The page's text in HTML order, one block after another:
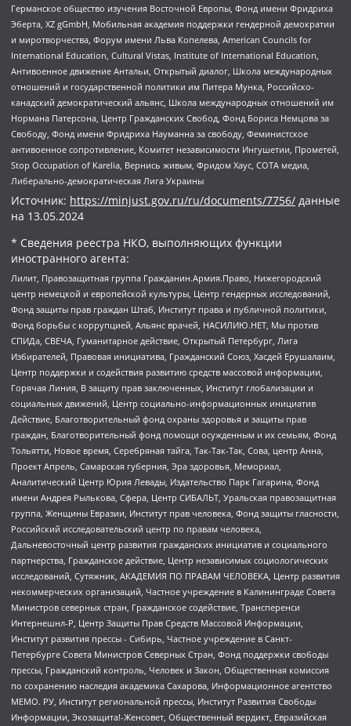
Германское общество изучения Восточной Европы, Фонд имени Фридриха
Эберта, XZ gGmbH, Мобильная академия поддержки гендерной демократии
и миротворчества, Форум имени Льва Копелева, American Councils for
International Education, Cultural Vistas, Institute of International Education,
Антивоенное движение Антальи, Открытый диалог, Школа международных
отношений и государственной политики им Питера Мунка, Российско-
канадский демократический альянс, Школа международных отношений им
Нормана Патерсона, Центр Гражданских Свобод, Фонд Бориса Немцова за
Свободу, Фонд имени Фридриха Науманна за свободу, Феминистское
антивоенное сопротивление, Комитет независимости Ингушетии, Прометей,
Stop Occupation of Karelia, Вернись живым, Фридом Хаус, СОТА медиа,
Либерально-демократическая Лига Украины
Источник: https://minjust.gov.ru/ru/documents/7756/ данные
на 13.05.2024
* Сведения реестра НКО, выполняющих функции
иностранного агента:
Лилит, Правозащитная группа Гражданин.Армия.Право, Нижегородский
центр немецкой и европейской культуры, Центр гендерных исследований,
Фонд защиты прав граждан Штаб, Институт права и публичной политики,
Фонд борьбы с коррупцией, Альянс врачей, НАСИЛИЮ.НЕТ, Мы против
СПИДа, СВЕЧА, Гуманитарное действие, Открытый Петербург, Лига
Избирателей, Правовая инициатива, Гражданский Союз, Хасдей Ерушалаим,
Центр поддержки и содействия развитию средств массовой информации,
Горячая Линия, В защиту прав заключенных, Институт глобализации и
социальных движений, Центр социально-информационных инициатив
Действие, Благотворительный фонд охраны здоровья и защиты прав
граждан, Благотворительный фонд помощи осужденным и их семьям, Фонд
Тольятти, Новое время, Серебряная тайга, Так-Так-Так, Сова, центр Анна,
Проект Апрель, Самарская губерния, Эра здоровья, Мемориал,
Аналитический Центр Юрия Левады, Издательство Парк Гагарина, Фонд
имени Андрея Рылькова, Сфера, Центр СИБАЛЬТ, Уральская правозащитная
группа, Женщины Евразии, Институт прав человека, Фонд защиты гласности,
Российский исследовательский центр по правам человека,
Дальневосточный центр развития гражданских инициатив и социального
партнерства, Гражданское действие, Центр независимых социологических
исследований, Сутяжник, АКАДЕМИЯ ПО ПРАВАМ ЧЕЛОВЕКА, Центр развития
некоммерческих организаций, Частное учреждение в Калининграде Совета
Министров северных стран, Гражданское содействие, Трансперенси
Интернешнл-Р, Центр Защиты Прав Средств Массовой Информации,
Институт развития прессы - Сибирь, Частное учреждение в Санкт-
Петербурге Совета Министров Северных Стран, Фонд поддержки свободы
прессы, Гражданский контроль, Человек и Закон, Общественная комиссия
по сохранению наследия академика Сахарова, Информационное агентство
МЕМО. РУ, Институт региональной прессы, Институт Развития Свободы
Информации, Экозащита!-Женсовет, Общественный вердикт, Евразийская